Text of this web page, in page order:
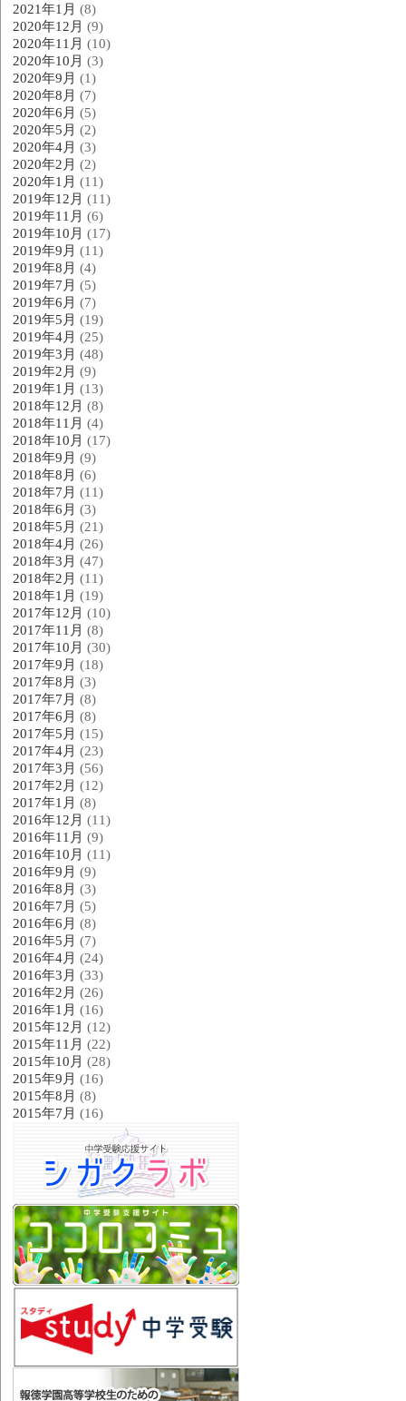
2021年1月 (8)
2020年12月 (9)
2020年11月 (10)
2020年10月 (3)
2020年9月 (1)
2020年8月 (7)
2020年6月 (5)
2020年5月 (2)
2020年4月 (3)
2020年2月 (2)
2020年1月 (11)
2019年12月 (11)
2019年11月 (6)
2019年10月 (17)
2019年9月 (11)
2019年8月 (4)
2019年7月 (5)
2019年6月 (7)
2019年5月 (19)
2019年4月 (25)
2019年3月 (48)
2019年2月 (9)
2019年1月 (13)
2018年12月 (8)
2018年11月 (4)
2018年10月 (17)
2018年9月 (9)
2018年8月 (6)
2018年7月 (11)
2018年6月 (3)
2018年5月 (21)
2018年4月 (26)
2018年3月 (47)
2018年2月 (11)
2018年1月 (19)
2017年12月 (10)
2017年11月 (8)
2017年10月 (30)
2017年9月 (18)
2017年8月 (3)
2017年7月 (8)
2017年6月 (8)
2017年5月 (15)
2017年4月 (23)
2017年3月 (56)
2017年2月 (12)
2017年1月 (8)
2016年12月 (11)
2016年11月 (9)
2016年10月 (11)
2016年9月 (9)
2016年8月 (3)
2016年7月 (5)
2016年6月 (8)
2016年5月 (7)
2016年4月 (24)
2016年3月 (33)
2016年2月 (26)
2016年1月 (16)
2015年12月 (12)
2015年11月 (22)
2015年10月 (28)
2015年9月 (16)
2015年8月 (8)
2015年7月 (16)